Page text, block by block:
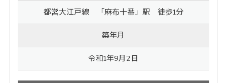
都営大江戸線 「麻布十番」駅 徒歩1分
築年月
令和1年9月2日